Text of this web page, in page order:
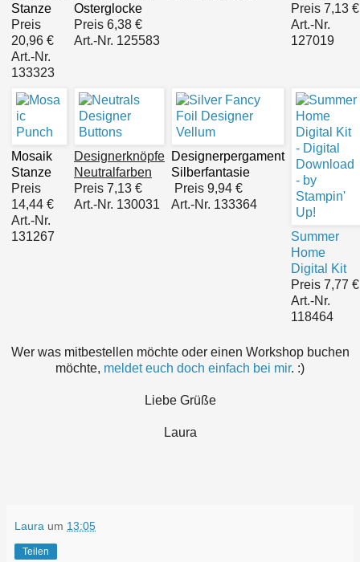
Stanze
Preis
20,96 €
Art.-Nr.
133323
Osterglocke
Preis 6,38 €
Art.-Nr. 125583
Preis 7,13 €
Art.-Nr.
127019
Mosaik
Stanze
Preis
14,44 €
Art.-Nr.
131267
Designerknöpfe
Neutralfarben
Preis 7,13 €
Art.-Nr. 130031
Designerpergament
Silberfantasie
Preis 9,94 €
Art.-Nr. 133364
Summer
Home
Digital Kit
Preis 7,77 €
Art.-Nr.
118464
Wer was mitbestellen möchte oder einen Workshop buchen
möchte, meldet euch doch einfach bei mir. :)
Liebe Grüße
Laura
Laura um 13:05
Teilen